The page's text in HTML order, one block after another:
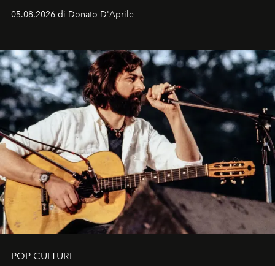
logomania pensata per la spiaggia
Kate, Claudia e Carla una dietro l'altra. Trent'anni dopo,
uno dei documenti più contemporanei che abbiamo.
05.08.2026 di Donato D'Aprile
POP CULTURE